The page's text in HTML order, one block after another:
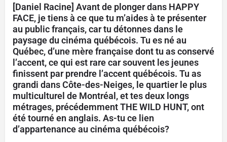
[Daniel Racine] Avant de plonger dans HAPPY
FACE, je tiens à ce que tu m’aides à te présenter
au public français, car tu détonnes dans le
paysage du cinéma québécois. Tu es né au
Québec, d’une mère française dont tu as conservé
l’accent, ce qui est rare car souvent les jeunes
finissent par prendre l’accent québécois. Tu as
grandi dans Côte-des-Neiges, le quartier le plus
multiculturel de Montréal, et tes deux longs
métrages, précédemment THE WILD HUNT, ont
été tourné en anglais. As-tu ce lien
d’appartenance au cinéma québécois?